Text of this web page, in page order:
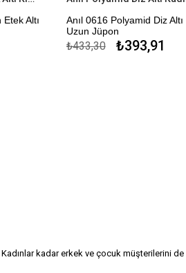
Altı
Anıl 0616 Polyamid Diz Altı
Uzun Jüpon
Kapıda Ödeme Seçeneği
₺393,91
₺433,30
kadar erkek ve çocuk müşterilerini